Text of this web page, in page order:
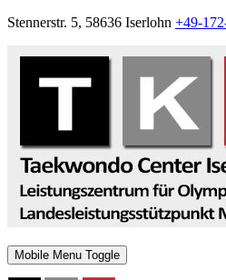
Stennerstr. 5, 58636 Iserlohn +49-
Mobile Menu Toggle